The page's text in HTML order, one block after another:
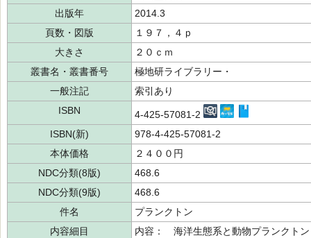
出版年
2014.3
頁数・図版
１９７，４ｐ
大きさ
２０ｃｍ
叢書名・叢書番号
極地研ライブラリー・
一般注記
索引あり
ISBN
4-425-57081-2
ISBN(新)
978-4-425-57081-2
本体価格
２４００円
NDC分類(8版)
468.6
NDC分類(9版)
468.6
件名
プランクトン
内容細目
内容： 海洋生態系と動物プラ